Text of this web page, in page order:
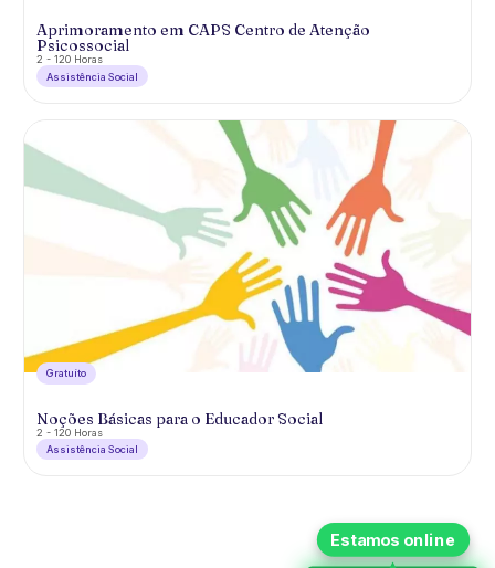
Aprimoramento em CAPS Centro de Atenção
Psicossocial
2 - 120 Horas
Assistência Social
Gratuíto
Noções Básicas para o Educador Social
2 - 120 Horas
Assistência Social